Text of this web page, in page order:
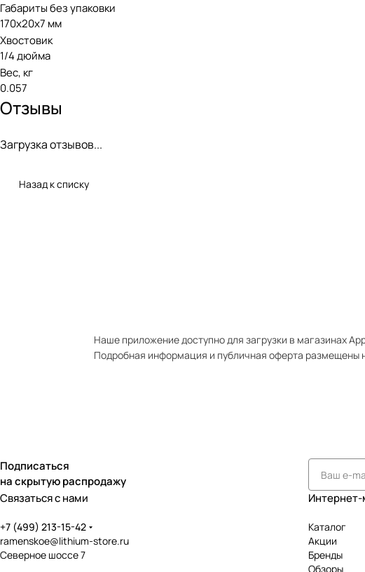
Габариты без упаковки
170x20x7 мм
Хвостовик
1/4 дюйма
Вес, кг
0.057
Отзывы
Загрузка отзывов...
Назад к списку
Наше приложение доступно для загрузки в магазинах
Подробная информация и публичная оферта размещены
Подписаться
на скрытую распродажу
Связаться с нами
+7 (499) 213-15-42
ramenskoe@lithium-store.ru
Северное шоссе 7
Интернет-
Каталог
Акции
Бренды
Обзоры